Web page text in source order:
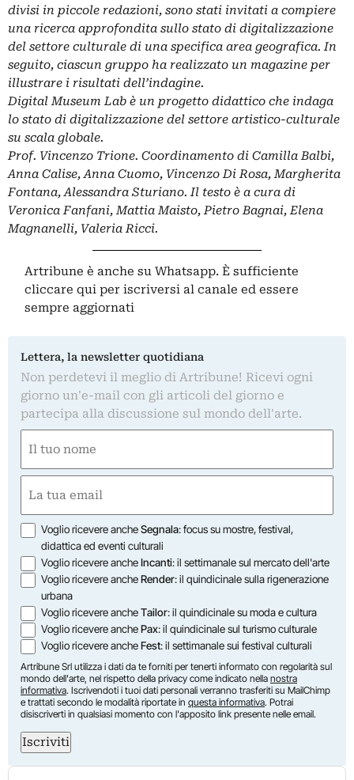
divisi in piccole redazioni, sono stati invitati a compiere
una ricerca approfondita sullo stato di digitalizzazione
del settore culturale di una specifica area geografica. In
seguito, ciascun gruppo ha realizzato un magazine per
illustrare i risultati dell’indagine.
Digital Museum Lab è un progetto didattico che indaga
lo stato di digitalizzazione del settore artistico-culturale
su scala globale.
Prof. Vincenzo Trione. Coordinamento di Camilla Balbi,
Anna Calise, Anna Cuomo, Vincenzo Di Rosa, Margherita
Fontana, Alessandra Sturiano. Il testo è a cura di
Veronica Fanfani, Mattia Maisto, Pietro Bagnai, Elena
Magnanelli, Valeria Ricci.
Artribune è anche su Whatsapp. È sufficiente
cliccare qui per iscriversi al canale ed essere
sempre aggiornati
Lettera, la newsletter quotidiana
Non perdetevi il meglio di Artribune! Ricevi ogni
giorno un'e-mail con gli articoli del giorno e
partecipa alla discussione sul mondo dell'arte.
(Obbligatorio)
Nome
(Obbligatorio)
Opzioni
Voglio ricevere ancheSegnala: focus su mostre, festival,
didattica ed eventi culturali
Voglio ricevere ancheIncanti: il settimanale sul mercato dell'arte
Voglio ricevere ancheRender: il quindicinale sulla rigenerazione
urbana
Voglio ricevere ancheTailor: il quindicinale su moda e cultura
Voglio ricevere anchePax: il quindicinale sul turismo culturale
Voglio ricevere ancheFest: il settimanale sui festival culturali
Artribune Srl utilizza i dati da te forniti per tenerti informato con regolarità sul
mondo dell'arte, nel rispetto della privacy come indicato nella nostra
informativa. Iscrivendoti i tuoi dati personali verranno trasferiti su MailChimp
e trattati secondo le modalità riportate in questa informativa. Potrai
disiscriverti in qualsiasi momento con l'apposito link presente nelle email.
Iscriviti